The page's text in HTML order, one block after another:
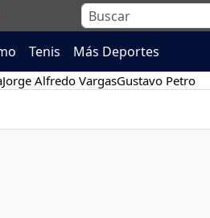
Tenis Más Deportes
Jorge Alfredo VargasGustavo Petro